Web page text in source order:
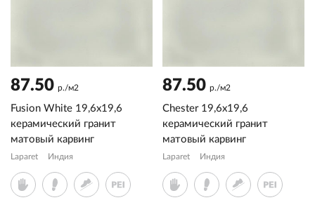
87.50 р./м2
Fusion White 19,6x19,6
керамический гранит
матовый карвинг
Laparet Индия
87.50 р./м2
Chester 19,6x19,6
керамический гранит
матовый карвинг
Laparet Индия